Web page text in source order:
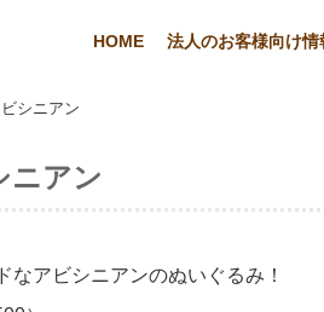
HOME 法人のお客様向け情
シニアン
ニアン
アビシニアンのぬいぐるみ！